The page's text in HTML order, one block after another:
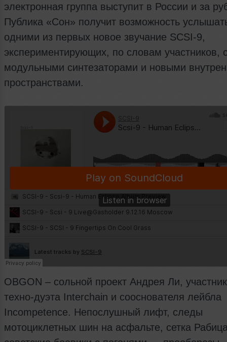
электронная группа выступит в России и за
Публика «Сон» получит возможность
одними из первых новое звучание SCSI-9,
экспериментирующих, по словам участников,
модульными синтезаторами и новыми
пространствами.
OBGON – сольной проект Андрея Ли,
техно-дуэта Interchain и сооснователя лейбла
Incompetence. Непослушный лифт, следы
мотоциклетных шин на асфальте, сетка